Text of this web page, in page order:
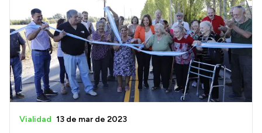
Vialidad 13 de mar de 2023